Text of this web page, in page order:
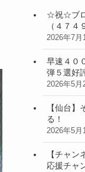
☆祝☆ブロ
（４７４
2026年7月
早速４０
弾５選好
2026年5月
【仙台
る！
2026年5月
【チャ
応援チャ